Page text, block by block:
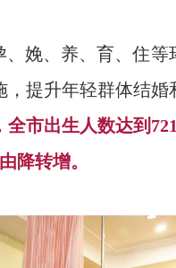
、娩、养、育、住等
，提升年轻群体结婚
全市出生人数达到
降转增。